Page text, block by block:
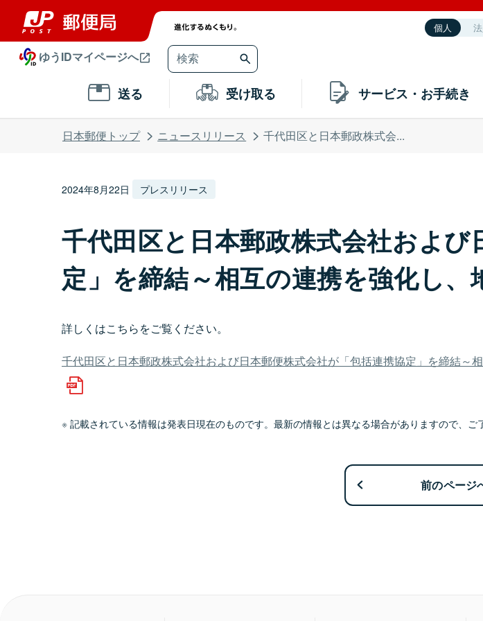
個人 法
ゆうIDマイページへ
送る 受け取る サービス・お手続き
日本郵便トップ ニュースリリース 千代田区と日本郵政株式会...
2024年8月22日 プレスリリース
千代田区と日本郵政株式会社およ
定」を締結～相互の連携を強化し
詳しくはこちらをご覧ください。
千代田区と日本郵政株式会社および日本郵便株式会社が「包括連携協定」を締結～
記載されている情報は発表日現在のものです。最新の情報とは異なる場合がありますので、ご
前のページ